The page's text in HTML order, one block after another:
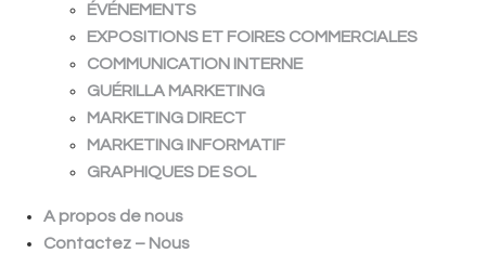
ÉVÉNEMENTS
EXPOSITIONS ET FOIRES COMMERCIALES
COMMUNICATION INTERNE
GUÉRILLA MARKETING
MARKETING DIRECT
MARKETING INFORMATIF
GRAPHIQUES DE SOL
A propos de nous
Contactez – Nous